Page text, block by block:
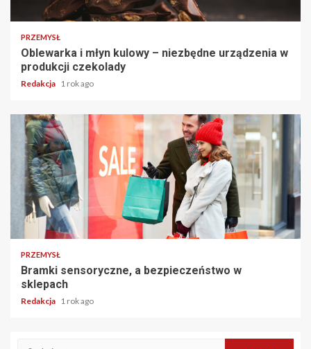
PRZEMYSŁ
Oblewarka i młyn kulowy – niezbędne urządzenia w
produkcji czekolady
Redakcja 1 rok ago
PRZEMYSŁ
Bramki sensoryczne, a bezpieczeństwo w
sklepach
Redakcja 1 rok ago
Szukaj: